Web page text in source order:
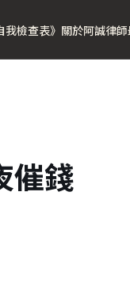
我檢查表》 關於阿誠律師
催錢